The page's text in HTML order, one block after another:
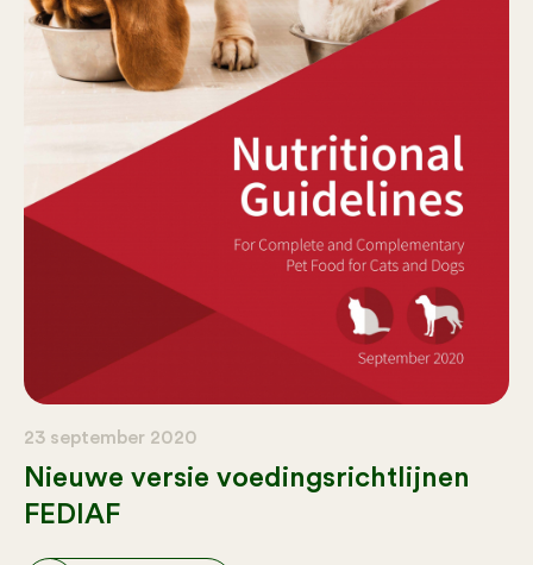
23 september 2020
Nieuwe versie voedingsrichtlijnen
FEDIAF